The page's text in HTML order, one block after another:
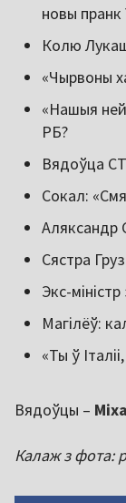
новы пранк
Колю
«Чырвоны
«Нашыя
РБ?
Вядоўца
Сокал:
Аляксандр
Сястра
Экс-
Магілёў:
«Ты ў
Вядоўцы –
Калаж з фота: